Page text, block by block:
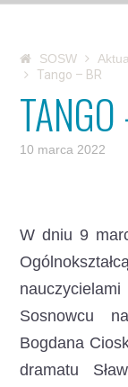
SOSW
Tango – BR
10 marca 2022
W dniu 9
Sosnowcu
Bogdana
dramatu